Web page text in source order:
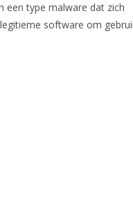
een type malware dat zich
software om